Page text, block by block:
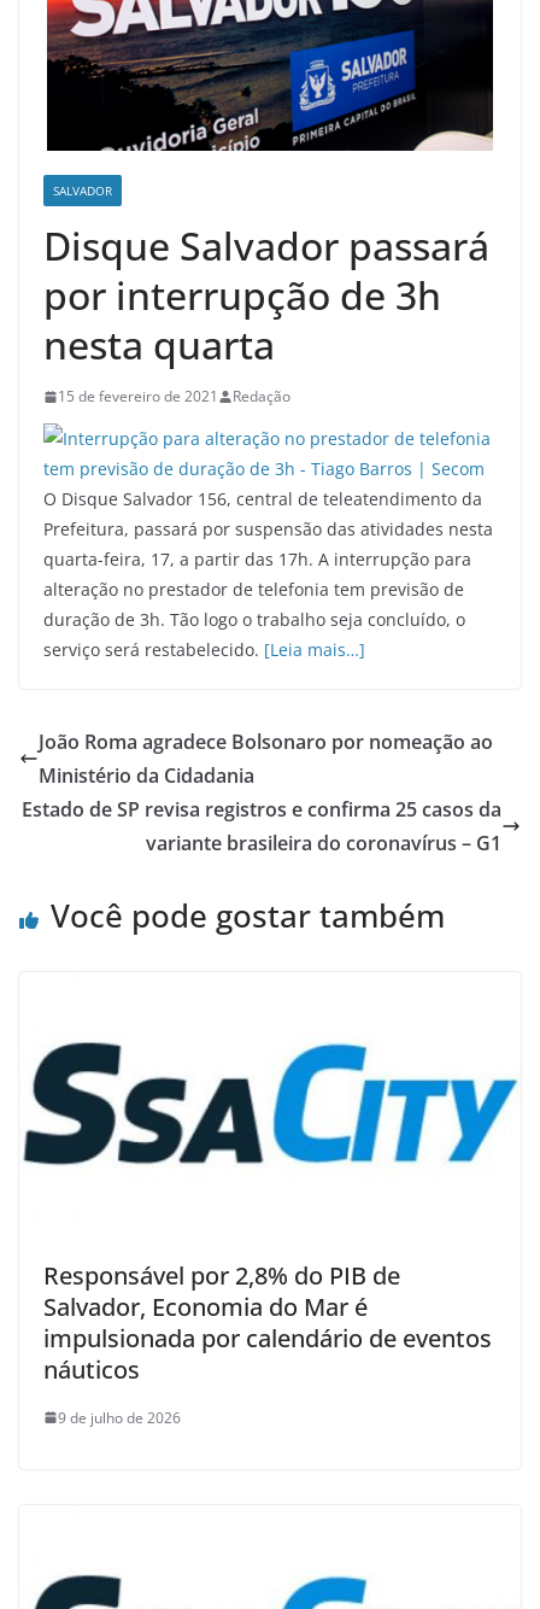
SALVADOR
Disque Salvador passará
por interrupção de 3h
nesta quarta
15 de fevereiro de 2021 Redação
O Disque Salvador 156, central de teleatendimento da
Prefeitura, passará por suspensão das atividades nesta
quarta-feira, 17, a partir das 17h. A interrupção para
alteração no prestador de telefonia tem previsão de
duração de 3h. Tão logo o trabalho seja concluído, o
serviço será restabelecido. [Leia mais…]
João Roma agradece Bolsonaro por nomeação ao
Ministério da Cidadania
Estado de SP revisa registros e confirma 25 casos da
variante brasileira do coronavírus – G1
Você pode gostar também
Responsável por 2,8% do PIB de
Salvador, Economia do Mar é
impulsionada por calendário de eventos
náuticos
9 de julho de 2026